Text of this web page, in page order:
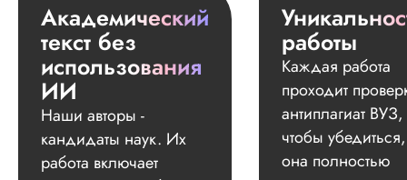
Академический
текст без
использования
ИИ
Наши авторы -
кандидаты наук. Их
работа включает
работы
Каждая работа
проходит
антиплагиат ВУЗ,
чтобы
она полностью